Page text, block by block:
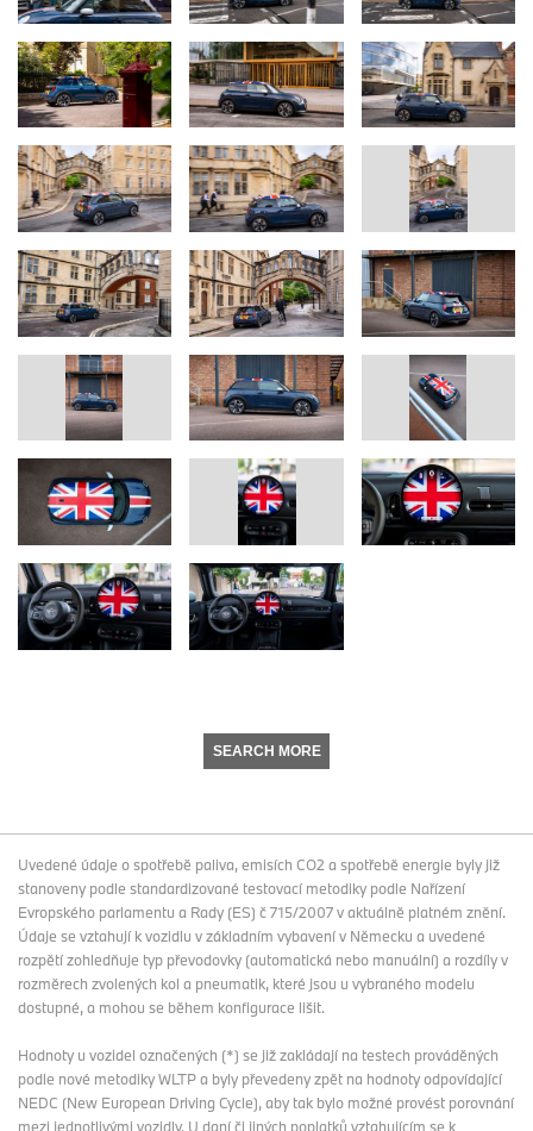
SEARCH MORE
Uvedené údaje o spotřebě paliva, emisích CO2 a spotřebě energie byly již
stanoveny podle standardizované testovací metodiky podle Nařízení
Evropského parlamentu a Rady (ES) č 715/2007 v aktuálně platném znění.
Údaje se vztahují k vozidlu v základním vybavení v Německu a uvedené
rozpětí zohledňuje typ převodovky (automatická nebo manuální) a rozdíly v
rozměrech zvolených kol a pneumatik, které jsou u vybraného modelu
dostupné, a mohou se během konfigurace lišit.
Hodnoty u vozidel označených (*) se již zakládají na testech prováděných
podle nové metodiky WLTP a byly převedeny zpět na hodnoty odpovídající
NEDC (New European Driving Cycle), aby tak bylo možné provést porovnání
mezi jednotlivými vozidly. U daní či jiných poplatků vztahujícím se k